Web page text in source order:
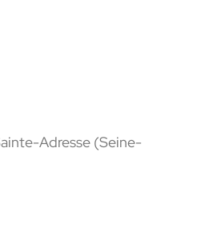
Adresse (Seine-